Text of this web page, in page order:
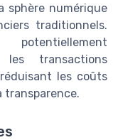
sphère numérique
traditionnels.
transactions
les coûts